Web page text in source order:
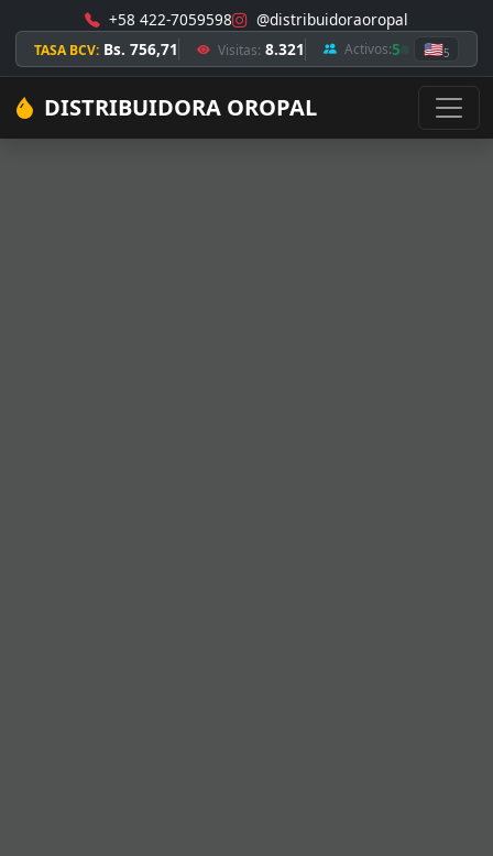
+58 422-7059598 @distribuidoraoropal
TASA BCV: Bs. 756,71 Visitas: 8.321 Activos:5 🇺🇸5
DISTRIBUIDORA OROPAL